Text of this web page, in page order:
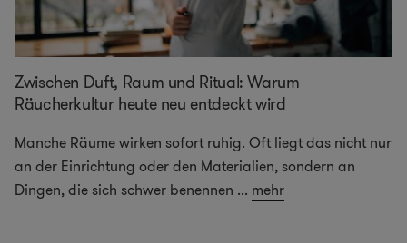
Zwischen Duft, Raum und Ritual: Warum
Räucherkultur heute neu entdeckt wird
Manche Räume wirken sofort ruhig. Oft liegt das nicht nur
an der Einrichtung oder den Materialien, sondern an
Dingen, die sich schwer benennen ... mehr